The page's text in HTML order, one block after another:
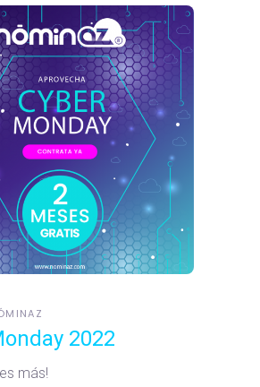
2022
más!